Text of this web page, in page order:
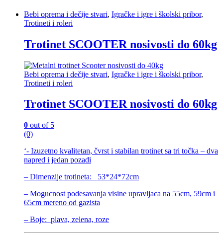
Bebi oprema i dečije stvari, Igračke i igre i školski pribor,
Trotineti i roleri
Trotinet SCOOTER nosivosti do 60kg
Bebi oprema i dečije stvari, Igračke i igre i školski pribor,
Trotineti i roleri
Trotinet SCOOTER nosivosti do 60kg
0 out of 5
(0)
‘- Izuzetno kvalitetan, čvrst i stabilan trotinet sa tri točka – dva
napred i jedan pozadi
– Dimenzije trotineta: 53*24*72cm
– Mogucnost podesavanja visine upravljaca na 55cm, 59cm i
65cm mereno od gazista
– Boje: plava, zelena, roze